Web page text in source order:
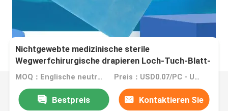
Nichtgewebte medizinische sterile
Wegwerfchirurgische drapieren Loch-Tuch-Blatt-
Gesicht
MOQ：Englische neutrale Version: MOQ 5000PCS/SOEM: MOQ 10000PCS Preis：USD0.07/PC - USD0.09/PC
Bestpreis Kontaktieren Sie